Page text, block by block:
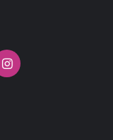
Instagram